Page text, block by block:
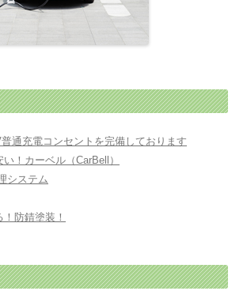
通充電コンセントを完備しております
！カーベル（CarBell）
システム
防錆塗装！